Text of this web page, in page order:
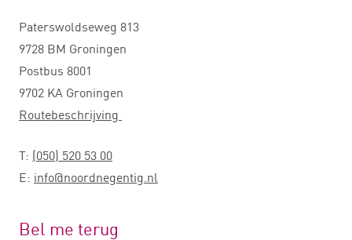
Paterswoldseweg 813
9728 BM Groningen
Postbus 8001
9702 KA Groningen
Routebeschrijving
T: (050) 520 53 00
E: info@noordnegentig.nl
Bel me terug